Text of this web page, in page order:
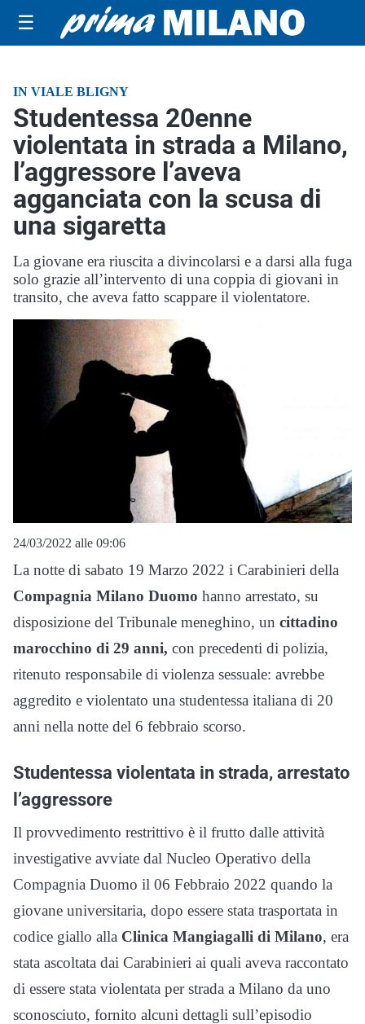
☰
IN VIALE BLIGNY
Studentessa 20enne
violentata in strada a Milano,
l’aggressore l’aveva
agganciata con la scusa di
una sigaretta
La giovane era riuscita a divincolarsi e a darsi alla fuga
solo grazie all’intervento di una coppia di giovani in
transito, che aveva fatto scappare il violentatore.
24/03/2022 alle 09:06
La notte di sabato 19 Marzo 2022 i Carabinieri della
Compagnia Milano Duomo hanno arrestato, su
disposizione del Tribunale meneghino, un cittadino
marocchino di 29 anni, con precedenti di polizia,
ritenuto responsabile di violenza sessuale: avrebbe
aggredito e violentato una studentessa italiana di 20
anni nella notte del 6 febbraio scorso.
Studentessa violentata in strada, arrestato
l’aggressore
Il provvedimento restrittivo è il frutto dalle attività
investigative avviate dal Nucleo Operativo della
Compagnia Duomo il 06 Febbraio 2022 quando la
giovane universitaria, dopo essere stata trasportata in
codice giallo alla Clinica Mangiagalli di Milano, era
stata ascoltata dai Carabinieri ai quali aveva raccontato
di essere stata violentata per strada a Milano da uno
sconosciuto, fornito alcuni dettagli sull’episodio